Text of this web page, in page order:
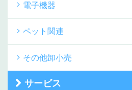
電子機器
ペット関連
その他卸小売
サービス